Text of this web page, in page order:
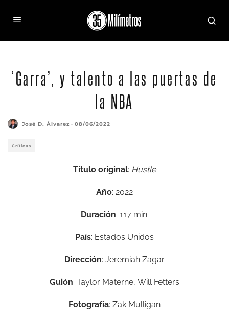
‘Garra’, y talento a las puertas de
la NBA
José D. Álvarez · 08/06/2022
Críticas
Título original: Hustle
Año: 2022
Duración: 117 min.
País: Estados Unidos
Dirección: Jeremiah Zagar
Guión: Taylor Materne, Will Fetters
Fotografía: Zak Mulligan